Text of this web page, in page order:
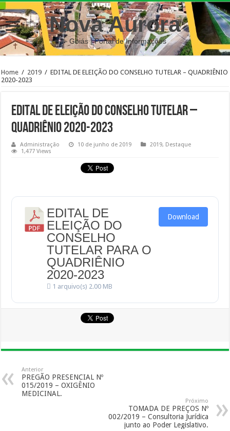
Nova Aurora
– Goiás | Portal de Informações
Home / 2019 / EDITAL DE ELEIÇÃO DO CONSELHO TUTELAR – QUADRIÊNIO
2020-2023
EDITAL DE ELEIÇÃO DO CONSELHO TUTELAR –
QUADRIÊNIO 2020-2023
Administração 10 de junho de 2019 2019, Destaque
1,477 Views
EDITAL DE
ELEIÇÃO DO
CONSELHO
TUTELAR PARA O
QUADRIÊNIO
2020-2023
1 arquivo(s) 2.00 MB
Download
Anterior
PREGÃO PRESENCIAL Nº
015/2019 – OXIGÊNIO
MEDICINAL.
Próximo
TOMADA DE PREÇOS Nº
002/2019 – Consultoria Jurídica
junto ao Poder Legislativo.